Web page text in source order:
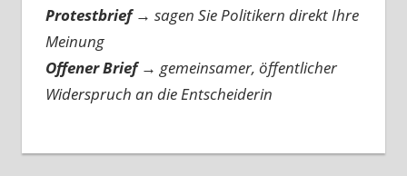
Protestbrief → sagen Sie Politikern direkt Ihre
Meinung
Offener Brief → gemeinsamer, öffentlicher
Widerspruch an die Entscheiderin